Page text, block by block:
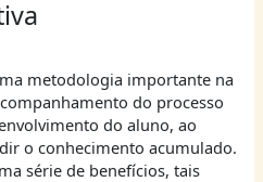
metodologia importante na
do processo
do aluno, ao
o conhecimento acumulado.
série de benefícios, tais